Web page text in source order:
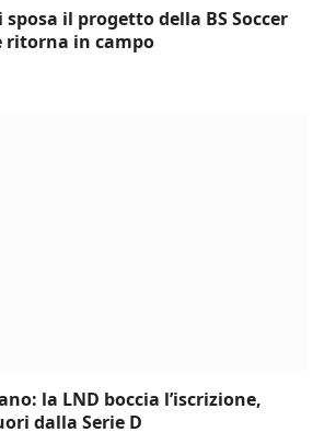
sposa il progetto della BS Soccer
ritorna in campo
la LND boccia l’iscrizione,
dalla Serie D